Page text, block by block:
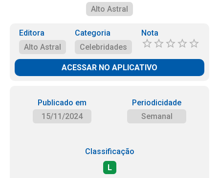
Alto Astral
Editora
Alto Astral
Categoria
Celebridades
Nota
ACESSAR NO APLICATIVO
Publicado em
15/11/2024
Periodicidade
Semanal
Classificação
L